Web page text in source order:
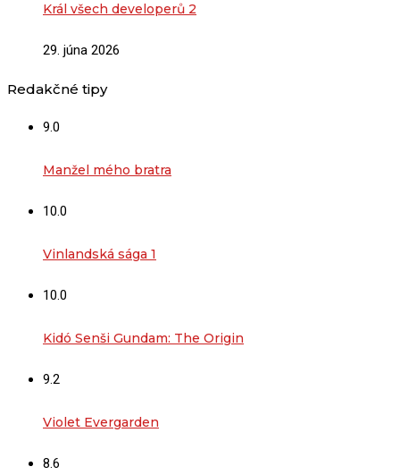
Král všech developerů 2
29. júna 2026
Redakčné tipy
9.0
Manžel mého bratra
10.0
Vinlandská sága 1
10.0
Kidó Senši Gundam: The Origin
9.2
Violet Evergarden
8.6